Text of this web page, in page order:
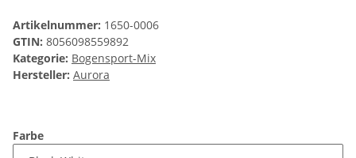
Artikelnummer: 1650-0006
GTIN: 8056098559892
Kategorie: Bogensport-Mix
Hersteller: Aurora
Farbe